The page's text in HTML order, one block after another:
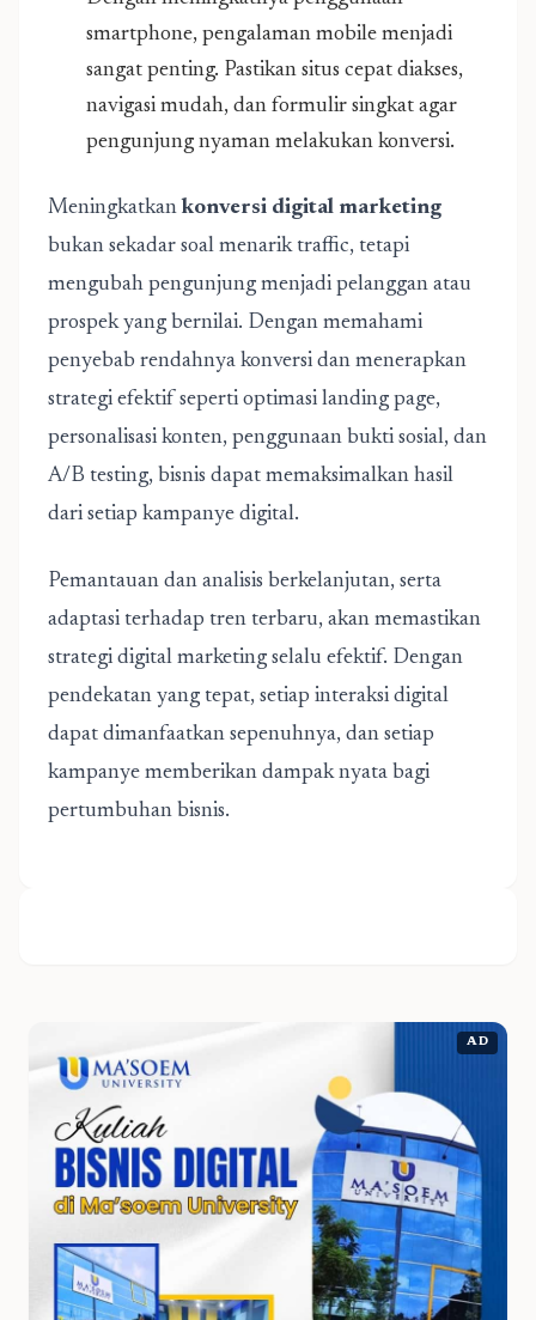
smartphone, pengalaman mobile menjadi
sangat penting. Pastikan situs cepat diakses,
navigasi mudah, dan formulir singkat agar
pengunjung nyaman melakukan konversi.
Meningkatkan konversi digital marketing
bukan sekadar soal menarik traffic, tetapi
mengubah pengunjung menjadi pelanggan atau
prospek yang bernilai. Dengan memahami
penyebab rendahnya konversi dan menerapkan
strategi efektif seperti optimasi landing page,
personalisasi konten, penggunaan bukti sosial, dan
A/B testing, bisnis dapat memaksimalkan hasil
dari setiap kampanye digital.
Pemantauan dan analisis berkelanjutan, serta
adaptasi terhadap tren terbaru, akan memastikan
strategi digital marketing selalu efektif. Dengan
pendekatan yang tepat, setiap interaksi digital
dapat dimanfaatkan sepenuhnya, dan setiap
kampanye memberikan dampak nyata bagi
pertumbuhan bisnis.
AD